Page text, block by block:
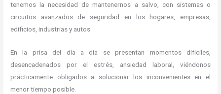
tenemos la necesidad de mantenernos a salvo, con sistemas o
circuitos avanzados de seguridad en los hogares, empresas,
edificios, industrias y autos.
En la prisa del día a día se presentan momentos difíciles,
desencadenados por el estrés, ansiedad laboral, viéndonos
prácticamente obligados a solucionar los inconvenientes en el
menor tiempo posible.